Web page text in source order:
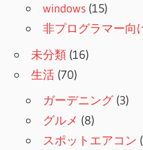
windows (15)
非プログラマー向
未分類 (16)
生活 (70)
ガーデニング(3)
グルメ (8)
スポットエアコン